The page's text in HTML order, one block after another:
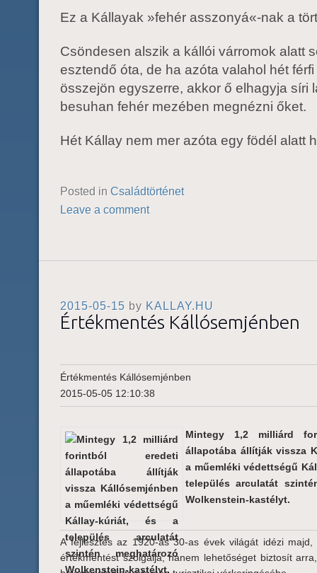
Ez a Kállayak »fehér asszonyá«-nak a
Csöndesen alszik a kállói várromok alatt
esztendő óta, de ha azóta valahol hét
összejön egyszerre, akkor ő elhagyja síri
besuhan fehér mezében megnézni őket.
Hét Kállay nem mer azóta egy födél alatt
Posted in Családtörténet
Leave a comment
2015-05-15 by KALLAY.HU
Értékmentés Kállósemjénben
Értékmentés Kállósemjénben
2015-05-05 12:10:38
Mintegy 1,2 milliárd
állapotába állítják vissza
a műemléki védettségű
település arculatát
Wolkenstein-kastélyt.
A fejlesztés az 1920-as 30-as évek világát idézi
értékmentést szolgálja, hanem lehetőséget biztosít